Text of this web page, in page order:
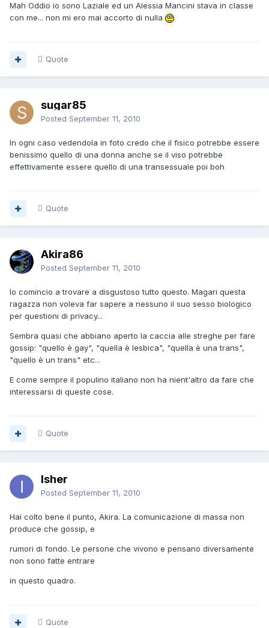
Mah Oddio io sono Laziale ed un Alessia Mancini stava in classe
con me... non mi ero mai accorto di nulla
Quote
sugar85
Posted September 11, 2010
In ogni caso vedendola in foto credo che il fisico potrebbe essere
benissimo quello di una donna anche se il viso potrebbe
effettivamente essere quello di una transessuale poi boh
Quote
Akira86
Posted September 11, 2010
Io comincio a trovare a disgustoso tutto questo. Magari questa
ragazza non voleva far sapere a nessuno il suo sesso biologico
per questioni di privacy...
Sembra quasi che abbiano aperto la caccia alle streghe per fare
gossip: "quello è gay", "quella è lesbica", "quella è una trans",
"quello è un trans" etc...
E come sempre il populino italiano non ha nient'altro da fare che
interessarsi di queste cose.
Quote
Isher
Posted September 11, 2010
Hai colto bene il punto, Akira. La comunicazione di massa non
produce che gossip, e
rumori di fondo. Le persone che vivono e pensano diversamente
non sono fatte entrare
in questo quadro.
Quote